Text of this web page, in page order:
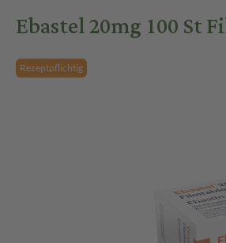
Ebastel 20mg 100 St
Rezeptpflichtig